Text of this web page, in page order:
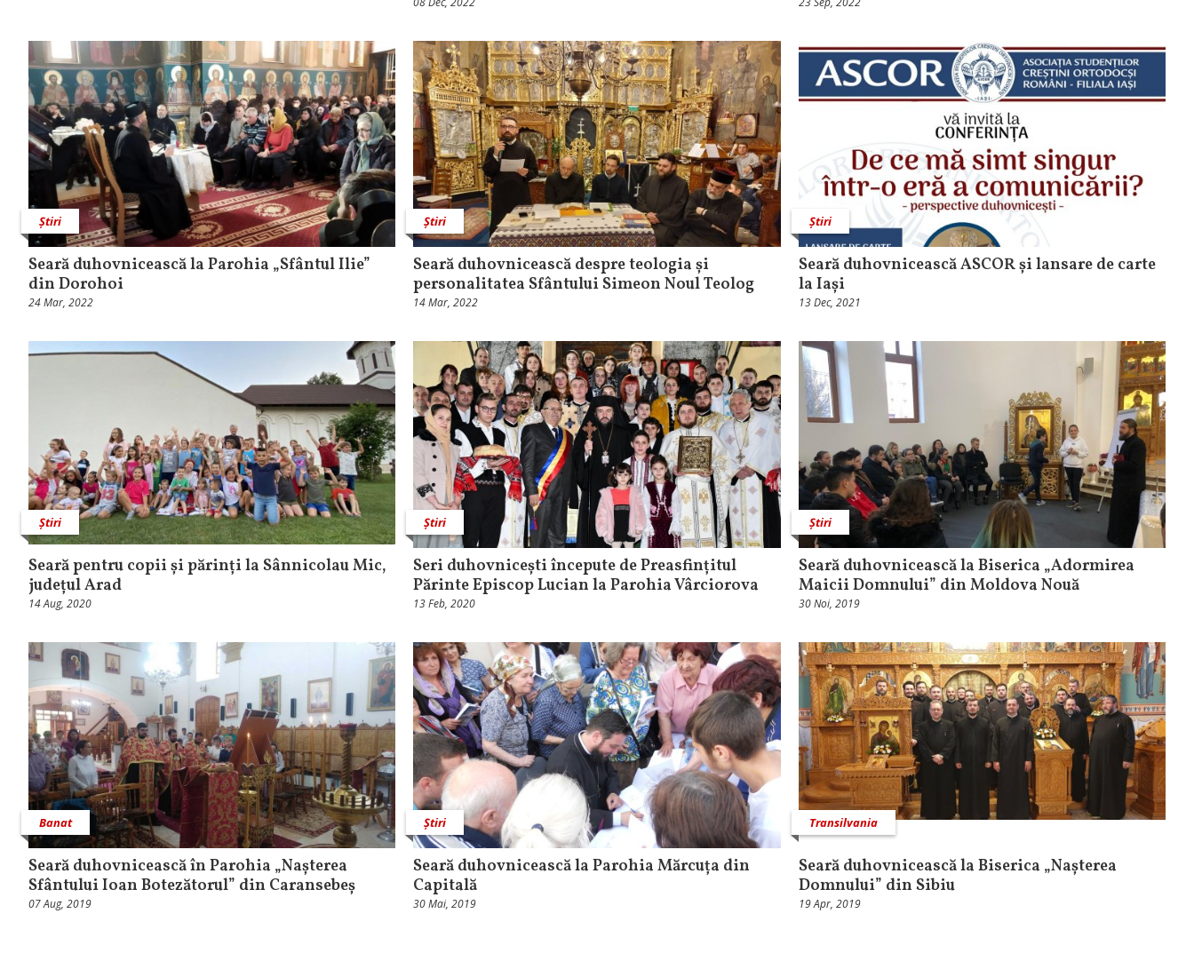
Știri
Seară duhovnicească la Parohia „Sfântul Ilie”
din Dorohoi
24 Mar, 2022
Știri
Seară duhovnicească despre teologia și
personalitatea Sfântului Simeon Noul Teolog
14 Mar, 2022
Știri
Seară duhovnicească ASCOR și lansare de carte
la Iași
13 Dec, 2021
Știri
Seară pentru copii și părinți la Sânnicolau Mic,
județul Arad
14 Aug, 2020
Știri
Seri duhovnicești începute de Preasfințitul
Părinte Episcop Lucian la Parohia Vârciorova
13 Feb, 2020
Știri
Seară duhovnicească la Biserica „Adormirea
Maicii Domnului” din Moldova Nouă
30 Noi, 2019
Banat
Seară duhovnicească în Parohia „Nașterea
Sfântului Ioan Botezătorul” din Caransebeș
07 Aug, 2019
Știri
Seară duhovnicească la Parohia Mărcuța din
Capitală
30 Mai, 2019
Transilvania
Seară duhovnicească la Biserica „Nașterea
Domnului” din Sibiu
19 Apr, 2019